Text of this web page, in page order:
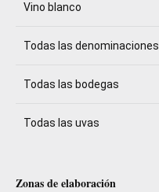
Vino blanco
Todas las denominaciones
Todas las bodegas
Todas las uvas
Zonas de elaboración